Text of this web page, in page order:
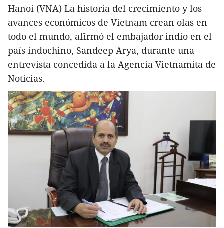
Hanoi (VNA) La historia del crecimiento y los
avances económicos de Vietnam crean olas en
todo el mundo, afirmó el embajador indio en el
país indochino, Sandeep Arya, durante una
entrevista concedida a la Agencia Vietnamita de
Noticias.